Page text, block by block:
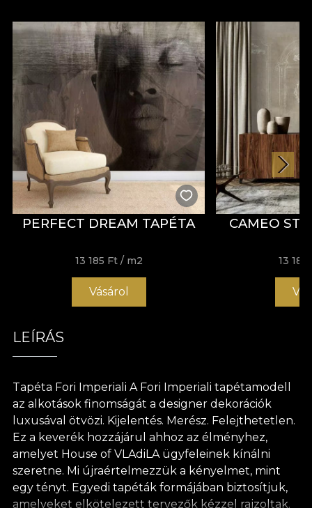
PERFECT DREAM TAPÉTA
13 185 Ft / m2
Vásárol
CAMEO
13 185
LEÍRÁS
Tapéta Fori Imperiali A Fori Imperiali tapétamodell
az alkotások finomságát a designer dekorációk
luxusával ötvözi. Kijelentés. Merész. Felejthetetlen.
Ez a keverék hozzájárul ahhoz az élményhez,
amelyet House of VLAdiLA ügyfeleinek kínálni
szeretne. Mi újraértelmezzük a kényelmet, mint
egy tényt. Egyedi tapéták formájában biztosítjuk,
amelyeket elkötelezett tervezők kézzel rajzoltak.